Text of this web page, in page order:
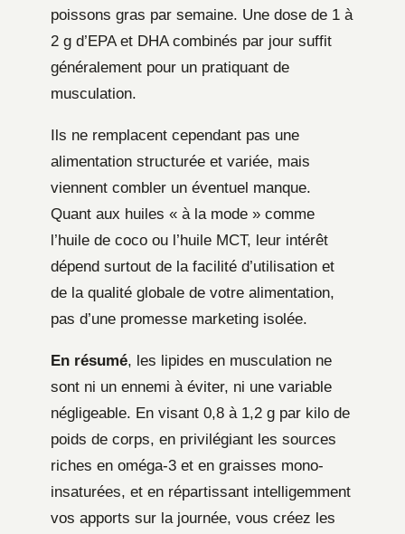
poissons gras par semaine. Une dose de 1 à
2 g d’EPA et DHA combinés par jour suffit
généralement pour un pratiquant de
musculation.
Ils ne remplacent cependant pas une
alimentation structurée et variée, mais
viennent combler un éventuel manque.
Quant aux huiles « à la mode » comme
l’huile de coco ou l’huile MCT, leur intérêt
dépend surtout de la facilité d’utilisation et
de la qualité globale de votre alimentation,
pas d’une promesse marketing isolée.
En résumé, les lipides en musculation ne
sont ni un ennemi à éviter, ni une variable
négligeable. En visant 0,8 à 1,2 g par kilo de
poids de corps, en privilégiant les sources
riches en oméga-3 et en graisses mono-
insaturées, et en répartissant intelligemment
vos apports sur la journée, vous créez les